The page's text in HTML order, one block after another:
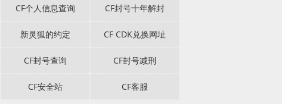
CF个人信息查询 CF封号十年解封
新灵狐的约定 CF CDK兑换网址
CF封号查询 CF封号减刑
CF安全站 CF客服